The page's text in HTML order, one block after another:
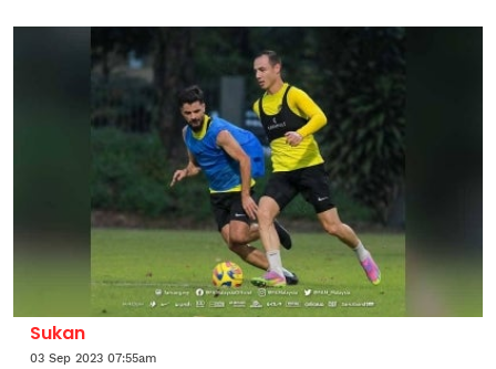
negara, Matthew Davies...
Sukan
03 Sep 2023 07:55am